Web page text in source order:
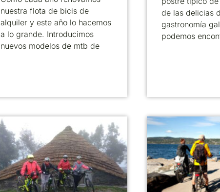
nuestra flota de bicis de
alquiler y este año lo hacemos
a lo grande. Introducimos
nuevos modelos de mtb de
de las delicias
gastronomía
podemos